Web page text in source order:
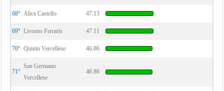
68° Alice Castello 47.13
69° Livorno Ferraris 47.11
70° Quinto Vercellese 46.86
71°
San Germano
Vercellese
46.86